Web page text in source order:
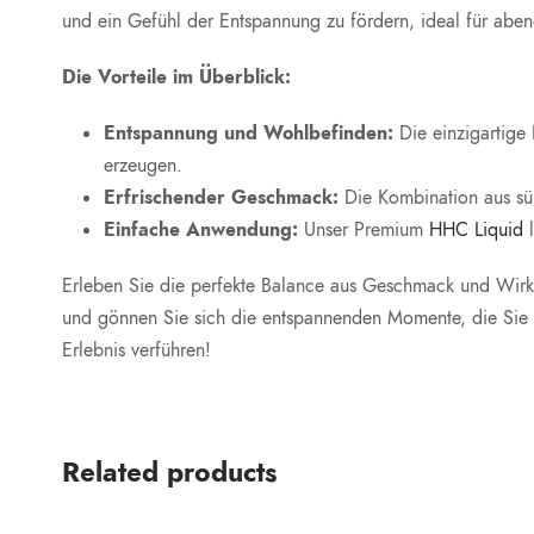
und ein Gefühl der Entspannung zu fördern, ideal für
Die Vorteile im Überblick:
Entspannung und Wohlbefinden: Die
erzeugen.
Erfrischender Geschmack: Die Kombination aus
Einfache Anwendung: Unser Premium HHC Liquid
Erleben Sie die perfekte Balance aus Geschmack und
und gönnen Sie sich die entspannenden Momente, die
Erlebnis verführen!
Related products